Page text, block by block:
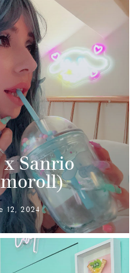
Sanrio
12, 2024